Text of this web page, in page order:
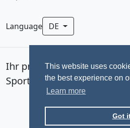
This website uses
the best experience on
Learn more
Got
Language DE
Ihr professionelles
Sportevents seit 1992.